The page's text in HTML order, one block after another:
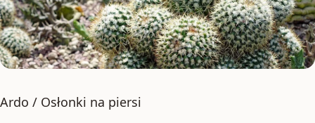
Ardo / Osłonki na piersi